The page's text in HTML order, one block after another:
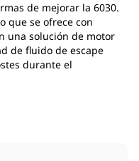
de mejorar la 6030.
que se ofrece con
una solución de motor
de fluido de escape
durante el